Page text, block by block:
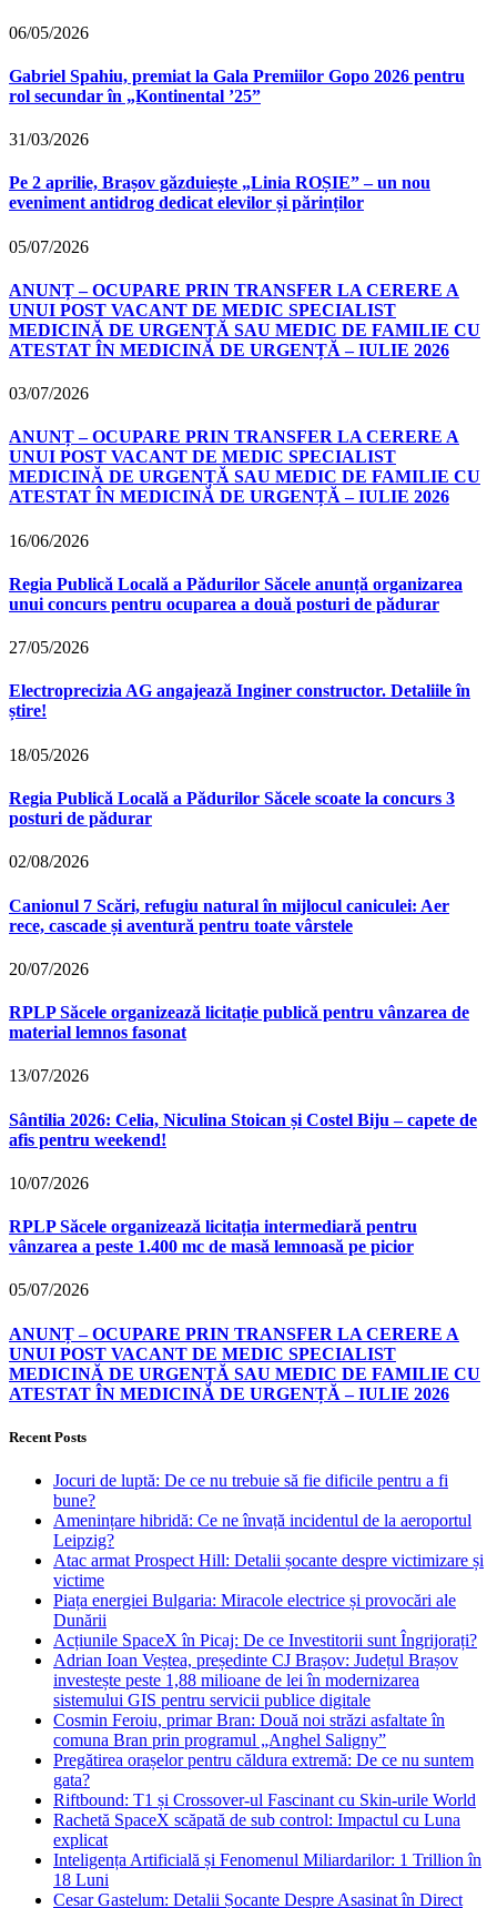
06/05/2026
Gabriel Spahiu, premiat la Gala Premiilor Gopo 2026 pentru
rol secundar în „Kontinental ’25”
31/03/2026
Pe 2 aprilie, Brașov găzduiește „Linia ROȘIE” – un nou
eveniment antidrog dedicat elevilor și părinților
05/07/2026
ANUNȚ – OCUPARE PRIN TRANSFER LA CERERE A
UNUI POST VACANT DE MEDIC SPECIALIST
MEDICINĂ DE URGENȚĂ SAU MEDIC DE FAMILIE CU
ATESTAT ÎN MEDICINĂ DE URGENȚĂ – IULIE 2026
03/07/2026
ANUNȚ – OCUPARE PRIN TRANSFER LA CERERE A
UNUI POST VACANT DE MEDIC SPECIALIST
MEDICINĂ DE URGENȚĂ SAU MEDIC DE FAMILIE CU
ATESTAT ÎN MEDICINĂ DE URGENȚĂ – IULIE 2026
16/06/2026
Regia Publică Locală a Pădurilor Săcele anunță organizarea
unui concurs pentru ocuparea a două posturi de pădurar
27/05/2026
Electroprecizia AG angajează Inginer constructor. Detaliile în
știre!
18/05/2026
Regia Publică Locală a Pădurilor Săcele scoate la concurs 3
posturi de pădurar
02/08/2026
Canionul 7 Scări, refugiu natural în mijlocul caniculei: Aer
rece, cascade și aventură pentru toate vârstele
20/07/2026
RPLP Săcele organizează licitație publică pentru vânzarea de
material lemnos fasonat
13/07/2026
Sântilia 2026: Celia, Niculina Stoican și Costel Biju – capete de
afis pentru weekend!
10/07/2026
RPLP Săcele organizează licitația intermediară pentru
vânzarea a peste 1.400 mc de masă lemnoasă pe picior
05/07/2026
ANUNȚ – OCUPARE PRIN TRANSFER LA CERERE A
UNUI POST VACANT DE MEDIC SPECIALIST
MEDICINĂ DE URGENȚĂ SAU MEDIC DE FAMILIE CU
ATESTAT ÎN MEDICINĂ DE URGENȚĂ – IULIE 2026
Recent Posts
Jocuri de luptă: De ce nu trebuie să fie dificile pentru a fi
bune?
Amenințare hibridă: Ce ne învață incidentul de la aeroportul
Leipzig?
Atac armat Prospect Hill: Detalii șocante despre victimizare și
victime
Piața energiei Bulgaria: Miracole electrice și provocări ale
Dunării
Acțiunile SpaceX în Picaj: De ce Investitorii sunt Îngrijorați?
Adrian Ioan Veștea, președinte CJ Brașov: Județul Brașov
investește peste 1,88 milioane de lei în modernizarea
sistemului GIS pentru servicii publice digitale
Cosmin Feroiu, primar Bran: Două noi străzi asfaltate în
comuna Bran prin programul „Anghel Saligny”
Pregătirea orașelor pentru căldura extremă: De ce nu suntem
gata?
Riftbound: T1 și Crossover-ul Fascinant cu Skin-urile World
Rachetă SpaceX scăpată de sub control: Impactul cu Luna
explicat
Inteligența Artificială și Fenomenul Miliardarilor: 1 Trillion în
18 Luni
Cesar Gastelum: Detalii Șocante Despre Asasinat în Direct